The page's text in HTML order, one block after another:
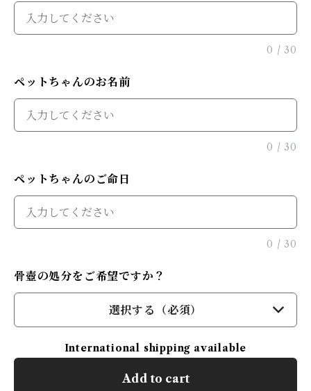
0 / 30
ペットちゃんのお名前
0 / 30
ペットちゃんのご命日
0 / 30
骨壺の処分をご希望ですか？
選択する（必須）
International shipping available
Add to cart